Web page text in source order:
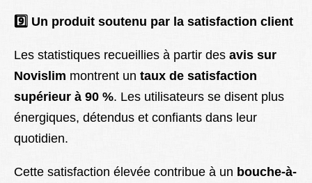
9️ Un produit soutenu par la satisfaction client
Les statistiques recueillies à partir des avis sur
Novislim montrent un taux de satisfaction
supérieur à 90 %. Les utilisateurs se disent plus
énergiques, détendus et confiants dans leur
quotidien.
Cette satisfaction élevée contribue à un bouche-à-